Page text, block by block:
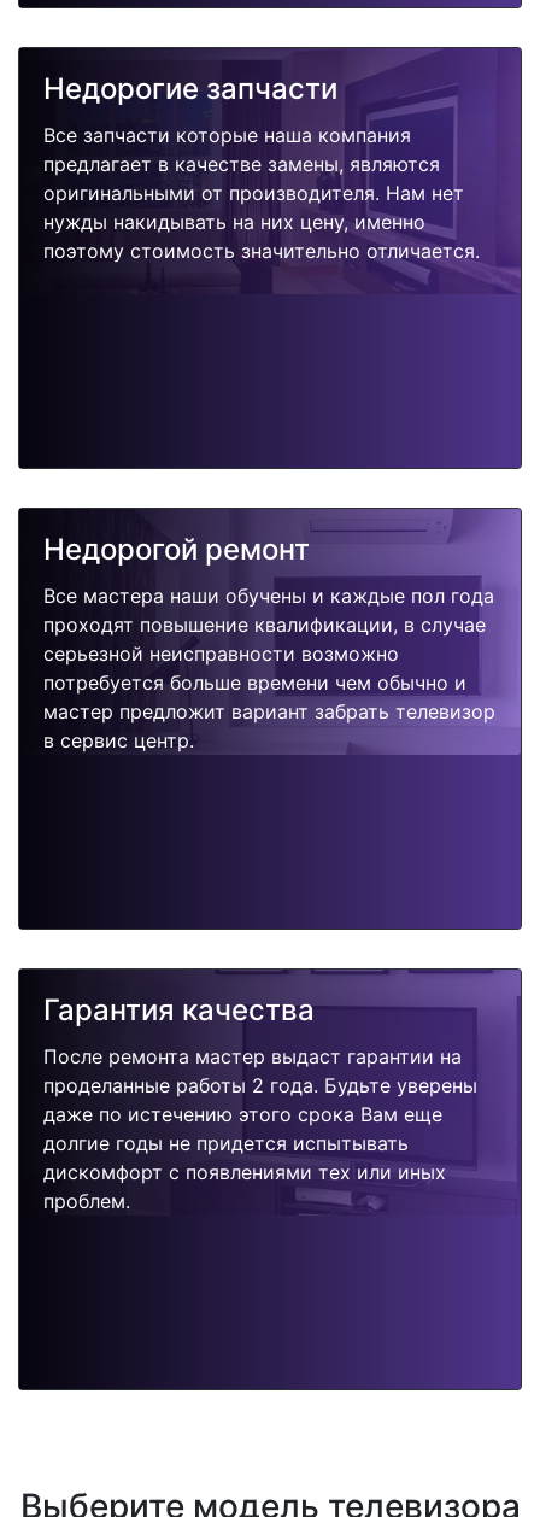
Недорогие запчасти
Все запчасти которые наша компания
предлагает в качестве замены, являются
оригинальными от производителя. Нам нет
нужды накидывать на них цену, именно
поэтому стоимость значительно отличается.
Недорогой ремонт
Все мастера наши обучены и каждые пол года
проходят повышение квалификации, в случае
серьезной неисправности возможно
потребуется больше времени чем обычно и
мастер предложит вариант забрать телевизор
в сервис центр.
Гарантия качества
После ремонта мастер выдаст гарантии на
проделанные работы 2 года. Будьте уверены
даже по истечению этого срока Вам еще
долгие годы не придется испытывать
дискомфорт с появлениями тех или иных
проблем.
Выберите модель телевизора